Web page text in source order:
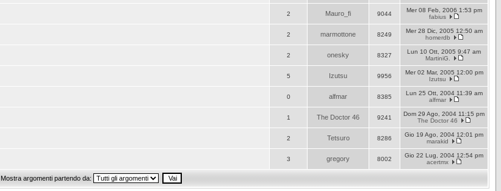
2 Mauro_fi 9044
Mer 08 Feb, 2006 1:53 pm
fabius
2 marmottone 8249
Mer 28 Dic, 2005 12:50 am
homerdb
2 onesky 8327
Lun 10 Ott, 2005 9:47 am
MartiniG.
5 Izutsu 9956
Mer 02 Mar, 2005 12:00 pm
Izutsu
0 alfmar 8385
Lun 25 Ott, 2004 11:39 am
alfmar
1 The Doctor 46 9241
Dom 29 Ago, 2004 11:15 pm
The Doctor 46
2 Tetsuro 8286
Gio 19 Ago, 2004 12:01 pm
marakid
3 gregory 8002
Gio 22 Lug, 2004 12:54 pm
acertmx
Mostra argomenti partendo da: